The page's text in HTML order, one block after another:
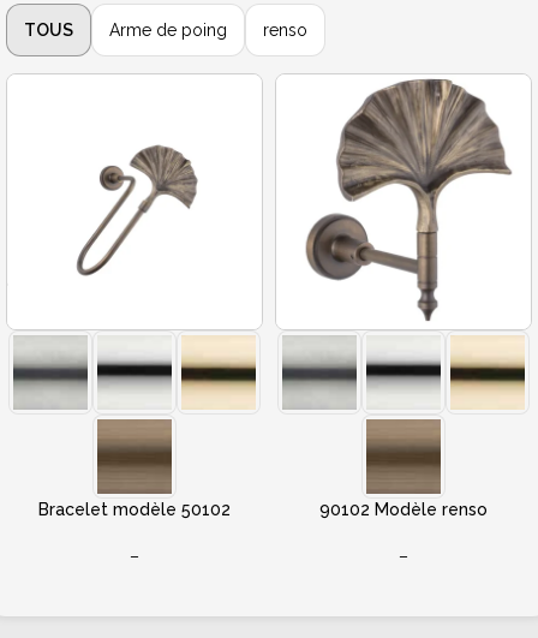
TOUS Arme de poing renso
Bracelet modèle 50102
–
90102 Modèle renso
–